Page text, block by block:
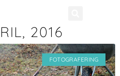
2016
FOTOGRAFERING